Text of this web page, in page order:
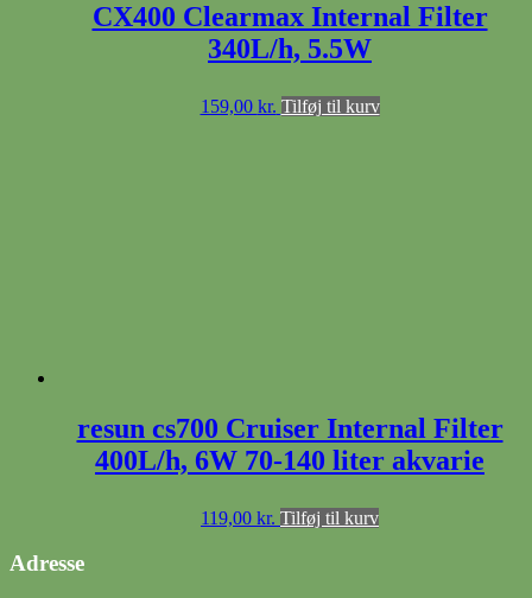
CX400 Clearmax Internal Filter
340L/h, 5.5W
159,00 kr. Tilføj til kurv
resun cs700 Cruiser Internal Filter
400L/h, 6W 70-140 liter akvarie
119,00 kr. Tilføj til kurv
Adresse